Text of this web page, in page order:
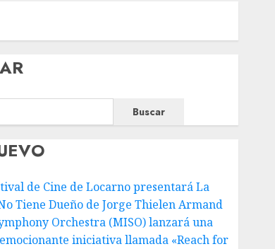
Buscar
de Cine de Locarno presentará La
Tiene Dueño de Jorge Thielen Armand
Orchestra (MISO) lanzará una
iniciativa llamada «Reach for